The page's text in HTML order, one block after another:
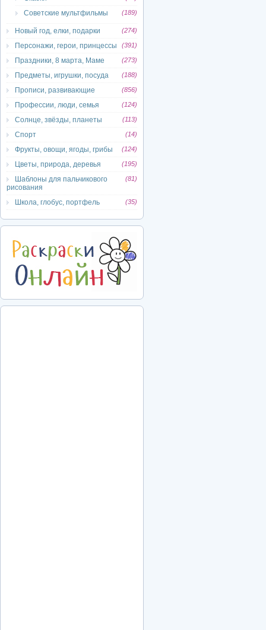
Советские мультфильмы (189)
Новый год, елки, подарки (274)
Персонажи, герои, принцессы (391)
Праздники, 8 марта, Маме (273)
Предметы, игрушки, посуда (188)
Прописи, развивающие (856)
Профессии, люди, семья (124)
Солнце, звёзды, планеты (113)
Спорт (14)
Фрукты, овощи, ягоды, грибы (124)
Цветы, природа, деревья (195)
Шаблоны для пальчикового
рисования
(81)
Школа, глобус, портфель (35)